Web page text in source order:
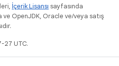
İçerik Lisansı sayfasında
ve OpenJDK, Oracle ve/veya satış
27 UTC.